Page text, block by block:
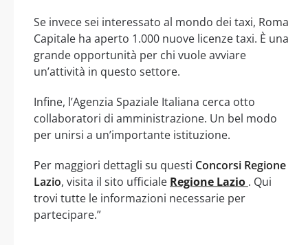
Se invece sei interessato al mondo dei taxi, Roma
Capitale ha aperto 1.000 nuove licenze taxi. È una
grande opportunità per chi vuole avviare
un’attività in questo settore.
Infine, l’Agenzia Spaziale Italiana cerca otto
collaboratori di amministrazione. Un bel modo
per unirsi a un’importante istituzione.
Per maggiori dettagli su questi Concorsi Regione
Lazio, visita il sito ufficiale Regione Lazio . Qui
trovi tutte le informazioni necessarie per
partecipare.”